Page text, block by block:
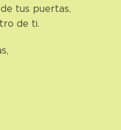
tus puertas,
de ti.